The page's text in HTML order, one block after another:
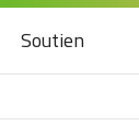
Soutien